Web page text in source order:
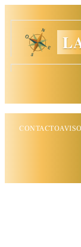
CONTACTO